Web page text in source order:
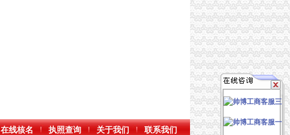
在线核名 执照查询 关于我们 联系我们